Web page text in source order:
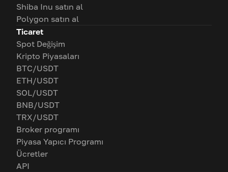
Shiba Inu satın al
Polygon satın al
Ticaret
Spot Değişim
Kripto Piyasaları
BTC/USDT
ETH/USDT
SOL/USDT
BNB/USDT
TRX/USDT
Broker programı
Piyasa Yapıcı Programı
Ücretler
API